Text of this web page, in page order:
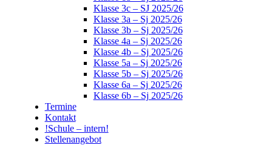
Klasse 3c – SJ 2025/26
Klasse 3a – Sj 2025/26
Klasse 3b – Sj 2025/26
Klasse 4a – Sj 2025/26
Klasse 4b – Sj 2025/26
Klasse 5a – Sj 2025/26
Klasse 5b – Sj 2025/26
Klasse 6a – Sj 2025/26
Klasse 6b – Sj 2025/26
Termine
Kontakt
!Schule – intern!
Stellenangebot